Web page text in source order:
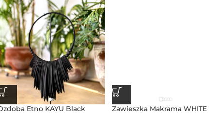
Etno KAYU Black Zawieszka Makrama WHITE